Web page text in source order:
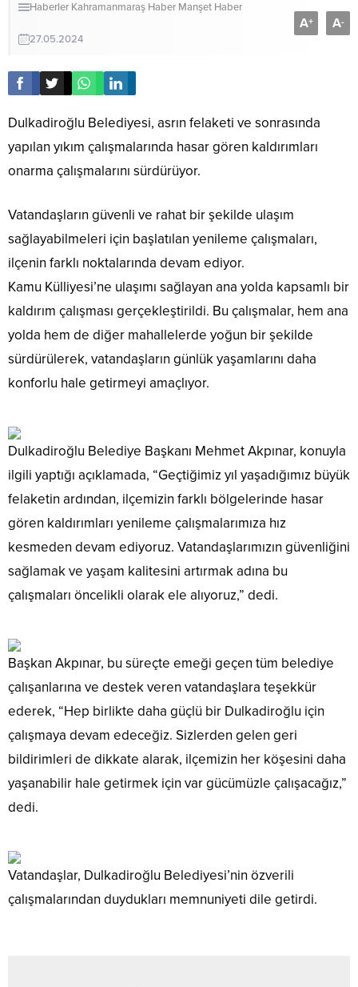
Haberler Kahramanmaraş Haber Manşet Haber
27.05.2024
A+ A-
Dulkadiroğlu Belediyesi, asrın felaketi ve sonrasında
yapılan yıkım çalışmalarında hasar gören kaldırımları
onarma çalışmalarını sürdürüyor.
Vatandaşların güvenli ve rahat bir şekilde ulaşım
sağlayabilmeleri için başlatılan yenileme çalışmaları,
ilçenin farklı noktalarında devam ediyor.
Kamu Külliyesi’ne ulaşımı sağlayan ana yolda kapsamlı bir
kaldırım çalışması gerçekleştirildi. Bu çalışmalar, hem ana
yolda hem de diğer mahallelerde yoğun bir şekilde
sürdürülerek, vatandaşların günlük yaşamlarını daha
konforlu hale getirmeyi amaçlıyor.
Dulkadiroğlu Belediye Başkanı Mehmet Akpınar, konuyla
ilgili yaptığı açıklamada, “Geçtiğimiz yıl yaşadığımız büyük
felaketin ardından, ilçemizin farklı bölgelerinde hasar
gören kaldırımları yenileme çalışmalarımıza hız
kesmeden devam ediyoruz. Vatandaşlarımızın güvenliğini
sağlamak ve yaşam kalitesini artırmak adına bu
çalışmaları öncelikli olarak ele alıyoruz,” dedi.
Başkan Akpınar, bu süreçte emeği geçen tüm belediye
çalışanlarına ve destek veren vatandaşlara teşekkür
ederek, “Hep birlikte daha güçlü bir Dulkadiroğlu için
çalışmaya devam edeceğiz. Sizlerden gelen geri
bildirimleri de dikkate alarak, ilçemizin her köşesini daha
yaşanabilir hale getirmek için var gücümüzle çalışacağız,”
dedi.
Vatandaşlar, Dulkadiroğlu Belediyesi’nin özverili
çalışmalarından duydukları memnuniyeti dile getirdi.